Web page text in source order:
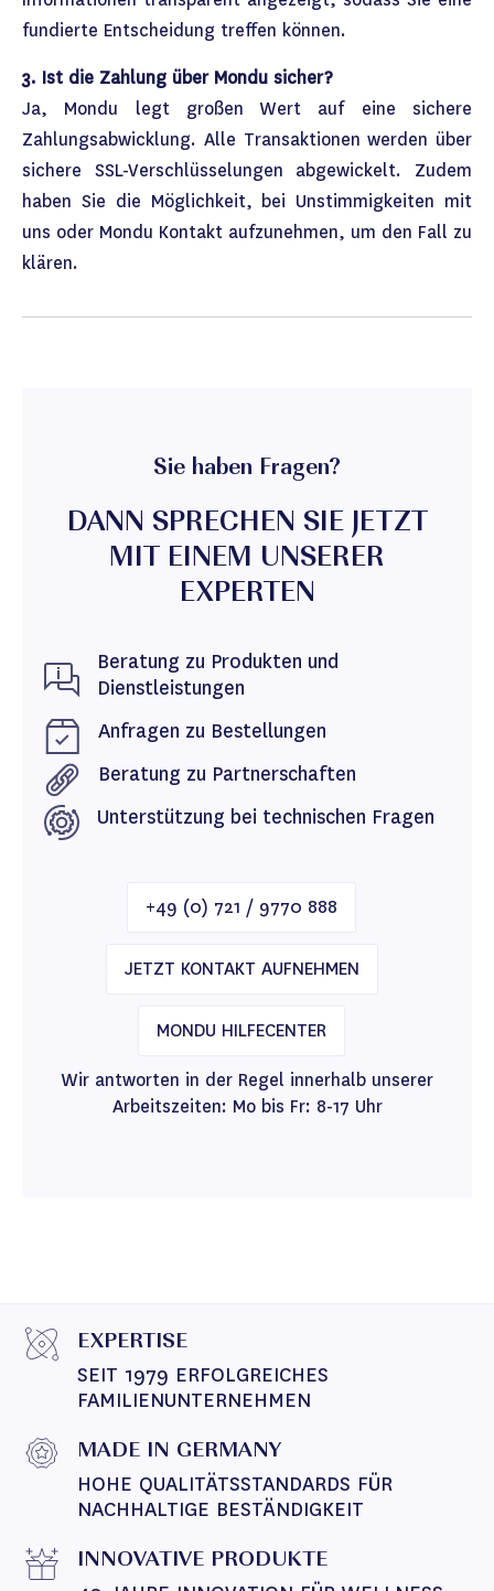
fundierte Entscheidung treffen können.
3. Ist die Zahlung über Mondu sicher?
Ja, Mondu legt großen Wert auf eine sichere
Zahlungsabwicklung. Alle Transaktionen werden über
sichere SSL-Verschlüsselungen abgewickelt. Zudem
haben Sie die Möglichkeit, bei Unstimmigkeiten mit
uns oder Mondu Kontakt aufzunehmen, um den Fall zu
klären.
Sie haben Fragen?
DANN SPRECHEN SIE JETZT
MIT EINEM UNSERER
EXPERTEN
Beratung zu Produkten und
Dienstleistungen
Anfragen zu Bestellungen
Beratung zu Partnerschaften
Unterstützung bei technischen Fragen
+49 (0) 721 / 9770 888
JETZT KONTAKT AUFNEHMEN
MONDU HILFECENTER
Wir antworten in der Regel innerhalb unserer
Arbeitszeiten: Mo bis Fr: 8-17 Uhr
EXPERTISE
SEIT 1979 ERFOLGREICHES
FAMILIENUNTERNEHMEN
MADE IN GERMANY
HOHE QUALITÄTSSTANDARDS FÜR
NACHHALTIGE BESTÄNDIGKEIT
INNOVATIVE PRODUKTE